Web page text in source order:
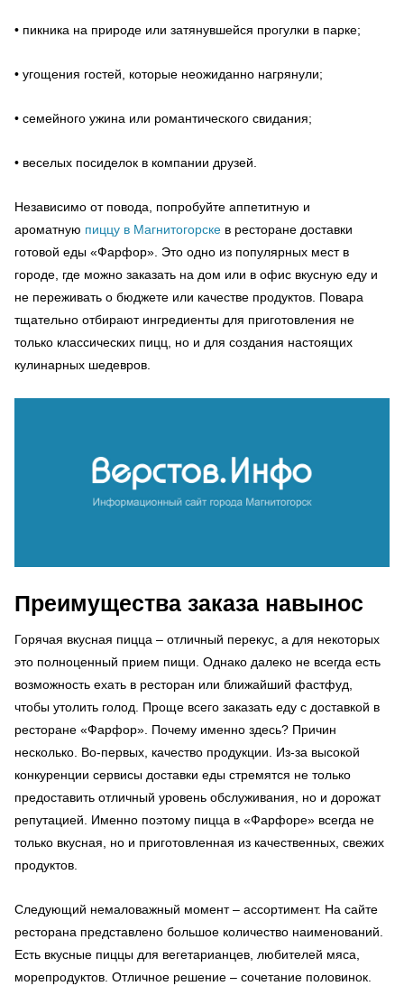
• пикника на природе или затянувшейся прогулки в парке;
• угощения гостей, которые неожиданно нагрянули;
• семейного ужина или романтического свидания;
• веселых посиделок в компании друзей.
Независимо от повода, попробуйте аппетитную и
ароматную пиццу в Магнитогорске в ресторане доставки
готовой еды «Фарфор». Это одно из популярных мест в
городе, где можно заказать на дом или в офис вкусную еду и
не переживать о бюджете или качестве продуктов. Повара
тщательно отбирают ингредиенты для приготовления не
только классических пицц, но и для создания настоящих
кулинарных шедевров.
Преимущества заказа навынос
Горячая вкусная пицца – отличный перекус, а для некоторых
это полноценный прием пищи. Однако далеко не всегда есть
возможность ехать в ресторан или ближайший фастфуд,
чтобы утолить голод. Проще всего заказать еду с доставкой в
ресторане «Фарфор». Почему именно здесь? Причин
несколько. Во-первых, качество продукции. Из-за высокой
конкуренции сервисы доставки еды стремятся не только
предоставить отличный уровень обслуживания, но и дорожат
репутацией. Именно поэтому пицца в «Фарфоре» всегда не
только вкусная, но и приготовленная из качественных, свежих
продуктов.
Следующий немаловажный момент – ассортимент. На сайте
ресторана представлено большое количество наименований.
Есть вкусные пиццы для вегетарианцев, любителей мяса,
морепродуктов. Отличное решение – сочетание половинок.